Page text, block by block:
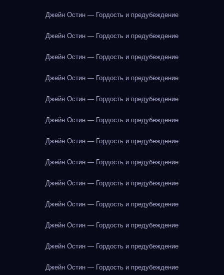
Джейн Остин — Гордость и предубеждение
Джейн Остин — Гордость и предубеждение
Джейн Остин — Гордость и предубеждение
Джейн Остин — Гордость и предубеждение
Джейн Остин — Гордость и предубеждение
Джейн Остин — Гордость и предубеждение
Джейн Остин — Гордость и предубеждение
Джейн Остин — Гордость и предубеждение
Джейн Остин — Гордость и предубеждение
Джейн Остин — Гордость и предубеждение
Джейн Остин — Гордость и предубеждение
Джейн Остин — Гордость и предубеждение
Джейн Остин — Гордость и предубеждение